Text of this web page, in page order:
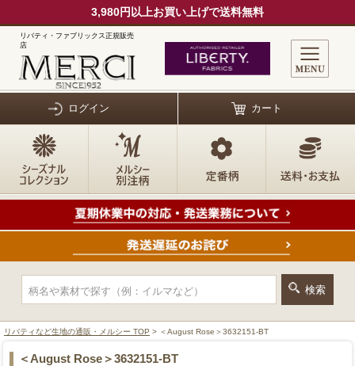
3,980円以上お買い上げで送料無料
リバティ・ファブリックス正規販売
店
ログイン カート
リバティなど生地の通販・メルシー TOP > ＜August Rose＞3632151-BT
＜August Rose＞3632151-BT